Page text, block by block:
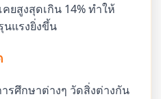
ยสูงสุดเกิน 14% ทำให้
นแรงยิ่งขึ้น
รศึกษาต่างๆ วัดสิ่งต่างกัน